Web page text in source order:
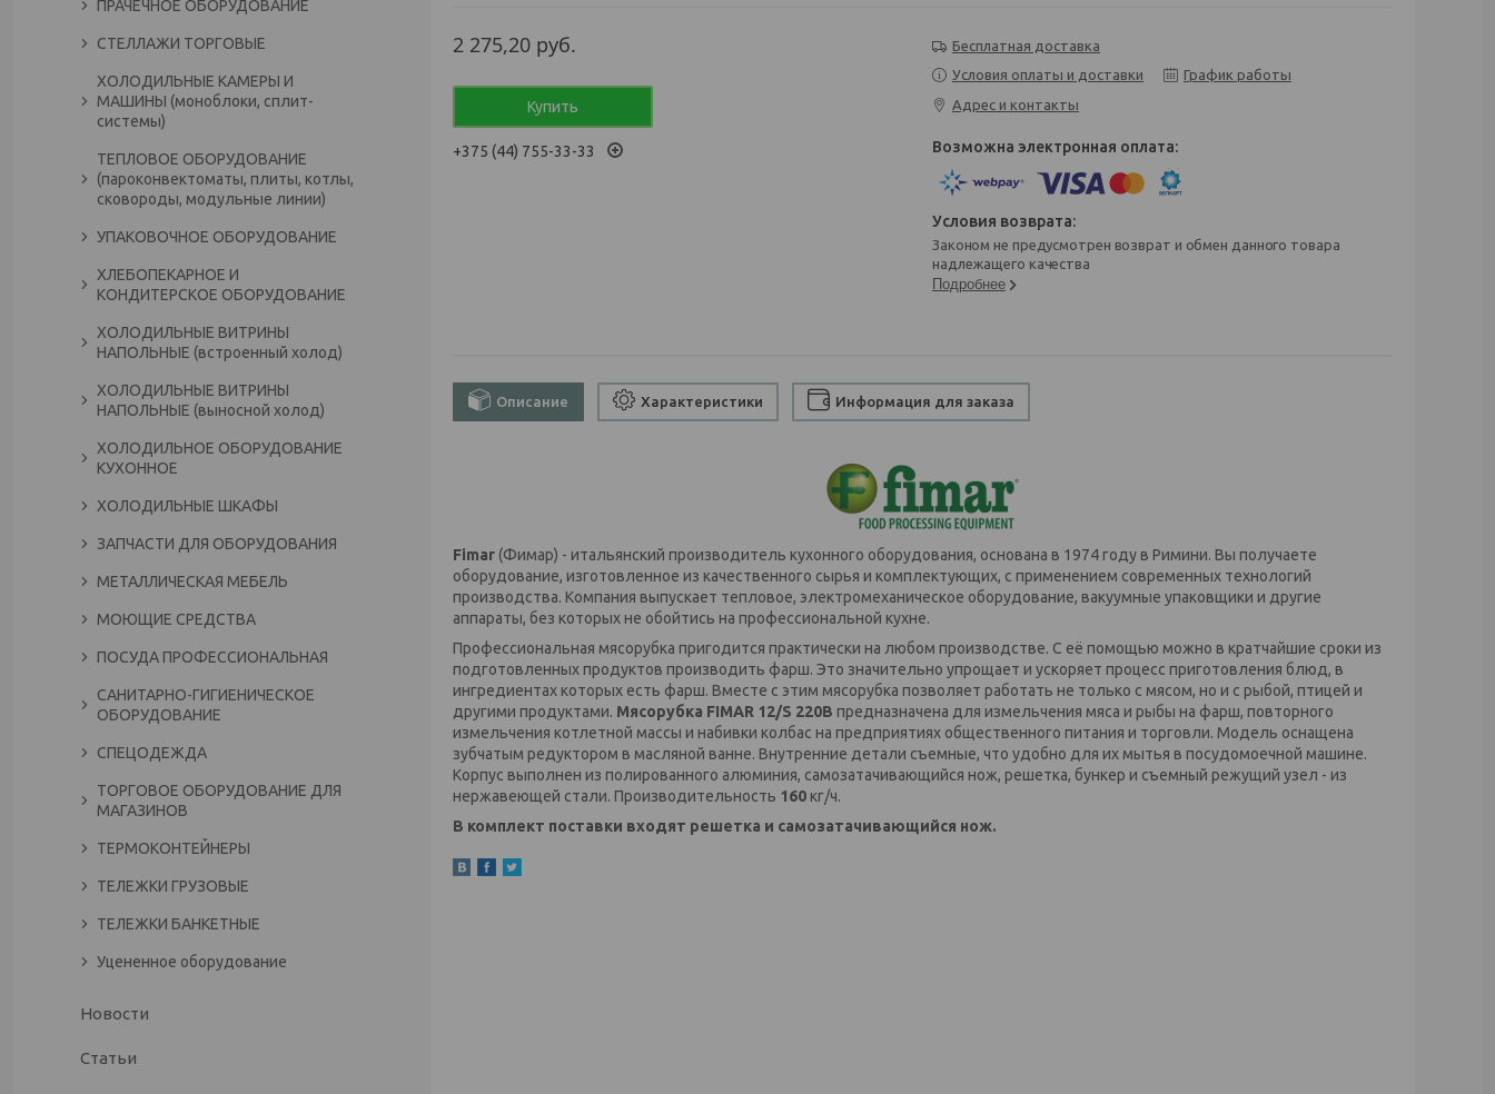
2 275,20 руб.
Купить
+375 (44) 755-33-33
Бесплатная доставка
Условия оплаты и доставки
График работы
Адрес и контакты
Законом не предусмотрен возврат и обмен данного товара
надлежащего качества
Подробнее
Описание Характеристики Информация для заказа
Fimar (Фимар) - итальянский производитель кухонного оборудования, основана в 1974 году в Римини. Вы получаете
оборудование, изготовленное из качественного сырья и комплектующих, с применением современных технологий
производства. Компания выпускает тепловое, электромеханическое оборудование, вакуумные упаковщики и другие
аппараты, без которых не обойтись на профессиональной кухне.
Профессиональная мясорубка пригодится практически на любом производстве. С её помощью можно в кратчайшие сроки из
подготовленных продуктов производить фарш. Это значительно упрощает и ускоряет процесс приготовления блюд, в
ингредиентах которых есть фарш. Вместе с этим мясорубка позволяет работать не только с мясом, но и с рыбой, птицей и
другими продуктами. Мясорубка FIMAR 12/S 220В предназначена для измельчения мяса и рыбы на фарш, повторного
измельчения котлетной массы и набивки колбас на предприятиях общественного питания и торговли. Модель оснащена
зубчатым редуктором в масляной ванне. Внутренние детали съемные, что удобно для их мытья в посудомоечной машине.
Корпус выполнен из полированного алюминия, самозатачивающийся нож, решетка, бункер и съемный режущий узел - из
нержавеющей стали. Производительность 160кг/ч.
В комплект поставки входят решетка и самозатачивающийся нож.
ПРАЧЕЧНОЕ ОБОРУДОВАНИЕ
СТЕЛЛАЖИ ТОРГОВЫЕ
ХОЛОДИЛЬНЫЕ КАМЕРЫ И
МАШИНЫ (моноблоки, сплит-
системы)
ТЕПЛОВОЕ ОБОРУДОВАНИЕ
(пароконвектоматы, плиты, котлы,
сковороды, модульные линии)
УПАКОВОЧНОЕ ОБОРУДОВАНИЕ
ХЛЕБОПЕКАРНОЕ И
КОНДИТЕРСКОЕ ОБОРУДОВАНИЕ
ХОЛОДИЛЬНЫЕ ВИТРИНЫ
НАПОЛЬНЫЕ (встроенный холод)
ХОЛОДИЛЬНЫЕ ВИТРИНЫ
НАПОЛЬНЫЕ (выносной холод)
ХОЛОДИЛЬНОЕ ОБОРУДОВАНИЕ
КУХОННОЕ
ХОЛОДИЛЬНЫЕ ШКАФЫ
ЗАПЧАСТИ ДЛЯ ОБОРУДОВАНИЯ
МЕТАЛЛИЧЕСКАЯ МЕБЕЛЬ
МОЮЩИЕ СРЕДСТВА
ПОСУДА ПРОФЕССИОНАЛЬНАЯ
САНИТАРНО-ГИГИЕНИЧЕСКОЕ
ОБОРУДОВАНИЕ
СПЕЦОДЕЖДА
ТОРГОВОЕ ОБОРУДОВАНИЕ ДЛЯ
МАГАЗИНОВ
ТЕРМОКОНТЕЙНЕРЫ
ТЕЛЕЖКИ ГРУЗОВЫЕ
ТЕЛЕЖКИ БАНКЕТНЫЕ
Уцененное оборудование
Новости
Статьи